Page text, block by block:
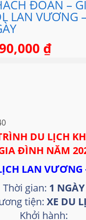
ĐOÀN –
LAN VƯƠNG
₫
DU LỊCH
ĐÌNH NĂM
LAN VƯƠNG
Thời gian: 1 NGÀY
tiện: XE DU
Khởi hành: